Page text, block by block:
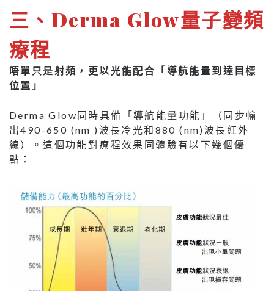
三 、 Derma Glow量子變頻
療程
唔單只是射頻，更以光能配合「導航能量到達目標
位置」
Derma Glow同時具備「導航能量功能」（同步輸
出490-650 (nm )波長冷光和880 (nm)波長紅外
線）。這個功能對療程效果同體驗有以下幾個優
點：